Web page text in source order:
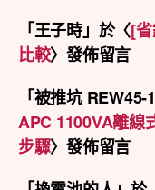
「王子時」於〈[
比較〉發佈留言
「被推坑 REW45-
APC 1100VA離線
步驟〉發佈留言